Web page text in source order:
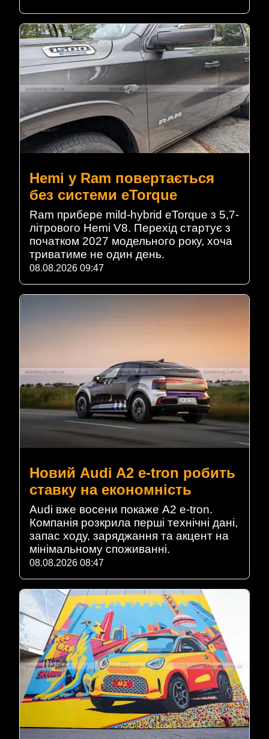
Hemi у Ram повертається
без системи eTorque
Ram прибере mild-hybrid eTorque з 5,7-
літрового Hemi V8. Перехід стартує з
початком 2027 модельного року, хоча
триватиме не один день.
08.08.2026 09:47
Новий Audi A2 e-tron робить
ставку на економність
Audi вже восени покаже A2 e-tron.
Компанія розкрила перші технічні дані,
запас ходу, заряджання та акцент на
мінімальному споживанні.
08.08.2026 08:47